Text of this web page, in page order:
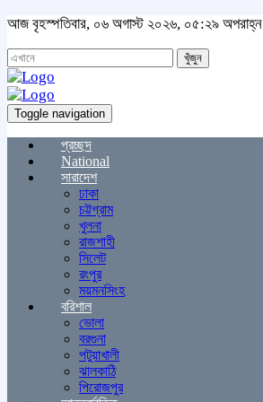
আজ বৃহস্পতিবার, ০৬ অগাস্ট ২০২৬, ০৫:২৯ অপরাহ্ন
খুঁজুন
Toggle navigation
প্রচ্ছদ
National
সারাদেশ
ঢাকা
চট্টগ্রাম
খুলনা
রাজশাহী
সিলেট
রংপুর
ময়মনসিংহ
বরিশাল
ভোলা
বরগুনা
পটুয়াখালী
ঝালকাঠি
পিরোজপুর